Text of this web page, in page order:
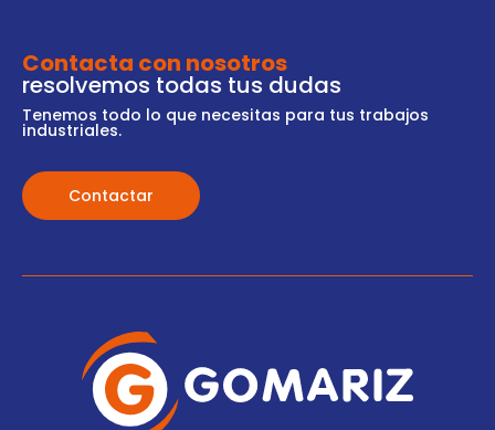
Contacta con nosotros
resolvemos todas tus dudas
Tenemos todo lo que necesitas para tus trabajos
industriales.
Contactar